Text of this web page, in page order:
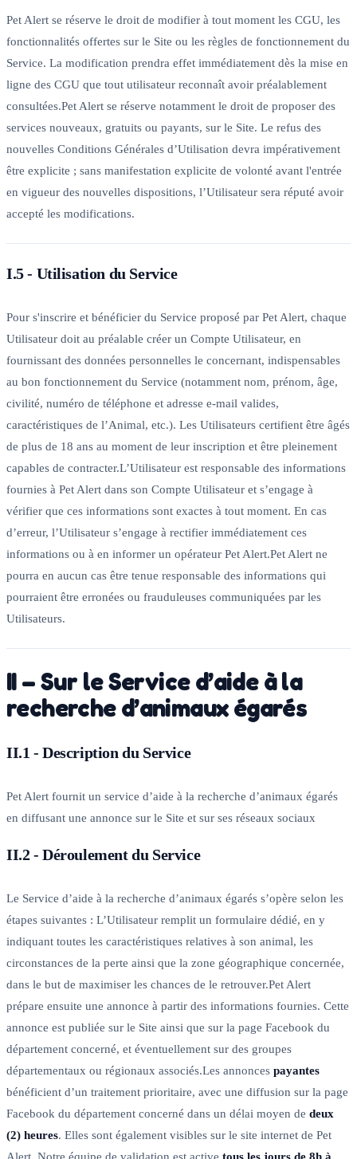
Pet Alert se réserve le droit de modifier à tout moment les CGU, les
fonctionnalités offertes sur le Site ou les règles de fonctionnement du
Service. La modification prendra effet immédiatement dès la mise en
ligne des CGU que tout utilisateur reconnaît avoir préalablement
consultées.Pet Alert se réserve notamment le droit de proposer des
services nouveaux, gratuits ou payants, sur le Site. Le refus des
nouvelles Conditions Générales d’Utilisation devra impérativement
être explicite ; sans manifestation explicite de volonté avant l'entrée
en vigueur des nouvelles dispositions, l’Utilisateur sera réputé avoir
accepté les modifications.
I.5 - Utilisation du Service
Pour s'inscrire et bénéficier du Service proposé par Pet Alert, chaque
Utilisateur doit au préalable créer un Compte Utilisateur, en
fournissant des données personnelles le concernant, indispensables
au bon fonctionnement du Service (notamment nom, prénom, âge,
civilité, numéro de téléphone et adresse e-mail valides,
caractéristiques de l’Animal, etc.). Les Utilisateurs certifient être âgés
de plus de 18 ans au moment de leur inscription et être pleinement
capables de contracter.L’Utilisateur est responsable des informations
fournies à Pet Alert dans son Compte Utilisateur et s’engage à
vérifier que ces informations sont exactes à tout moment. En cas
d’erreur, l’Utilisateur s’engage à rectifier immédiatement ces
informations ou à en informer un opérateur Pet Alert.Pet Alert ne
pourra en aucun cas être tenue responsable des informations qui
pourraient être erronées ou frauduleuses communiquées par les
Utilisateurs.
II – Sur le Service d’aide à la
recherche d’animaux égarés
II.1 - Description du Service
Pet Alert fournit un service d’aide à la recherche d’animaux égarés
en diffusant une annonce sur le Site et sur ses réseaux sociaux
II.2 - Déroulement du Service
Le Service d’aide à la recherche d’animaux égarés s’opère selon les
étapes suivantes : L’Utilisateur remplit un formulaire dédié, en y
indiquant toutes les caractéristiques relatives à son animal, les
circonstances de la perte ainsi que la zone géographique concernée,
dans le but de maximiser les chances de le retrouver.Pet Alert
prépare ensuite une annonce à partir des informations fournies. Cette
annonce est publiée sur le Site ainsi que sur la page Facebook du
département concerné, et éventuellement sur des groupes
départementaux ou régionaux associés.Les annonces payantes
bénéficient d’un traitement prioritaire, avec une diffusion sur la page
Facebook du département concerné dans un délai moyen de deux
(2) heures. Elles sont également visibles sur le site internet de Pet
Alert. Notre équipe de validation est active tous les jours de 8h à